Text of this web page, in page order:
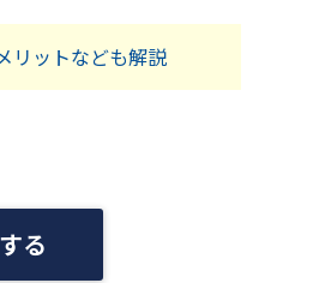
リットなども解説
る